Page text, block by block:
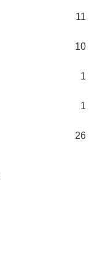
11
10
1
1
26